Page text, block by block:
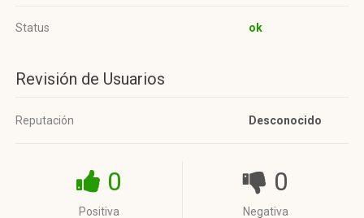
Status ok
Revisión de Usuarios
Reputación Desconocido
0
Positiva
0
Negativa